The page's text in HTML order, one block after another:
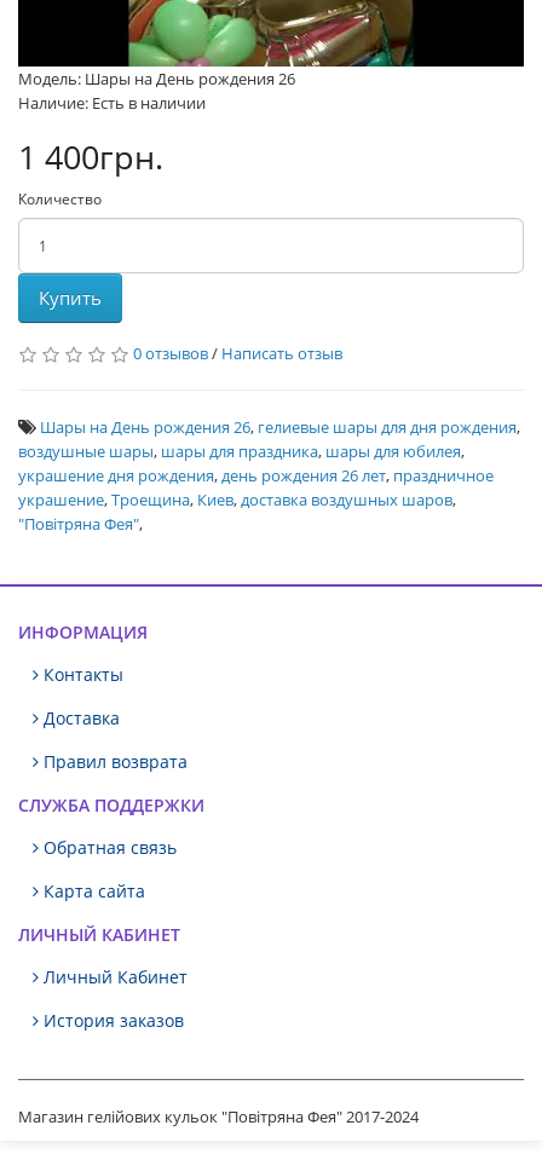
Модель: Шары на День рождения 26
Наличие: Есть в наличии
1 400грн.
Количество
Купить
0 отзывов/ Написать отзыв
Шары на День рождения 26, гелиевые шары для дня рождения,
воздушные шары, шары для праздника, шары для юбилея,
украшение дня рождения,день рождения 26 лет, праздничное
украшение,Троещина, Киев,доставка воздушных шаров,
"Повітряна Фея",
ИНФОРМАЦИЯ
Контакты
Доставка
Правил возврата
СЛУЖБА ПОДДЕРЖКИ
Обратная связь
Карта сайта
ЛИЧНЫЙ КАБИНЕТ
Личный Кабинет
История заказов
Магазин гелійових кульок "Повітряна Фея" 2017-2024